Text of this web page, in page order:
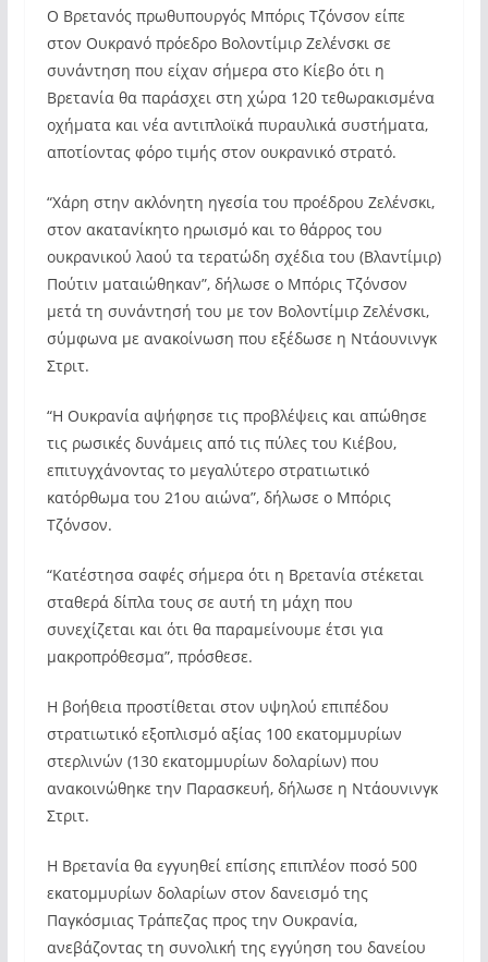
Ο Βρετανός πρωθυπουργός Μπόρις Τζόνσον είπε
στον Ουκρανό πρόεδρο Βολοντίμιρ Ζελένσκι σε
συνάντηση που είχαν σήμερα στο Κίεβο ότι η
Βρετανία θα παράσχει στη χώρα 120 τεθωρακισμένα
οχήματα και νέα αντιπλοϊκά πυραυλικά συστήματα,
αποτίοντας φόρο τιμής στον ουκρανικό στρατό.
“Χάρη στην ακλόνητη ηγεσία του προέδρου Ζελένσκι,
στον ακατανίκητο ηρωισμό και το θάρρος του
ουκρανικού λαού τα τερατώδη σχέδια του (Βλαντίμιρ)
Πούτιν ματαιώθηκαν”, δήλωσε ο Μπόρις Τζόνσον
μετά τη συνάντησή του με τον Βολοντίμιρ Ζελένσκι,
σύμφωνα με ανακοίνωση που εξέδωσε η Ντάουνινγκ
Στριτ.
“Η Ουκρανία αψήφησε τις προβλέψεις και απώθησε
τις ρωσικές δυνάμεις από τις πύλες του Κιέβου,
επιτυγχάνοντας το μεγαλύτερο στρατιωτικό
κατόρθωμα του 21ου αιώνα”, δήλωσε ο Μπόρις
Τζόνσον.
“Κατέστησα σαφές σήμερα ότι η Βρετανία στέκεται
σταθερά δίπλα τους σε αυτή τη μάχη που
συνεχίζεται και ότι θα παραμείνουμε έτσι για
μακροπρόθεσμα”, πρόσθεσε.
Η βοήθεια προστίθεται στον υψηλού επιπέδου
στρατιωτικό εξοπλισμό αξίας 100 εκατομμυρίων
στερλινών (130 εκατομμυρίων δολαρίων) που
ανακοινώθηκε την Παρασκευή, δήλωσε η Ντάουνινγκ
Στριτ.
Η Βρετανία θα εγγυηθεί επίσης επιπλέον ποσό 500
εκατομμυρίων δολαρίων στον δανεισμό της
Παγκόσμιας Τράπεζας προς την Ουκρανία,
ανεβάζοντας τη συνολική της εγγύηση του δανείου